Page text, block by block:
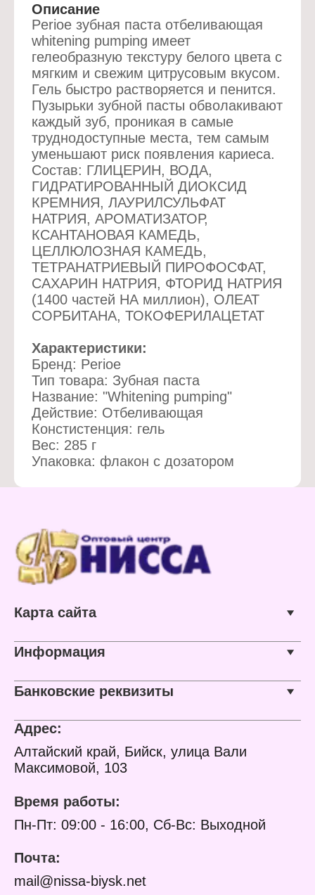
Описание
Perioe зубная паста отбеливающая
whitening pumping имеет
гелеобразную текстуру белого цвета с
мягким и свежим цитрусовым вкусом.
Гель быстро растворяется и пенится.
Пузырьки зубной пасты обволакивают
каждый зуб, проникая в самые
труднодоступные места, тем самым
уменьшают риск появления кариеса.
Состав: ГЛИЦЕРИН, ВОДА,
ГИДРАТИРОВАННЫЙ ДИОКСИД
КРЕМНИЯ, ЛАУРИЛСУЛЬФАТ
НАТРИЯ, АРОМАТИЗАТОР,
КСАНТАНОВАЯ КАМЕДЬ,
ЦЕЛЛЮЛОЗНАЯ КАМЕДЬ,
ТЕТРАНАТРИЕВЫЙ ПИРОФОСФАТ,
САХАРИН НАТРИЯ, ФТОРИД НАТРИЯ
(1400 частей НА миллион), ОЛЕАТ
СОРБИТАНА, ТОКОФЕРИЛАЦЕТАТ
Характеристики:
Бренд: Perioe
Тип товара: Зубная паста
Название: "Whitening pumping"
Действие: Отбеливающая
Констистенция: гель
Вес: 285 г
Упаковка: флакон с дозатором
Карта сайта
Информация
Банковские реквизиты
Адрес:
Алтайский край, Бийск, улица Вали
Максимовой, 103
Время работы:
Пн-Пт: 09:00 - 16:00, Сб-Вс: Выходной
Почта:
mail@nissa-biysk.net